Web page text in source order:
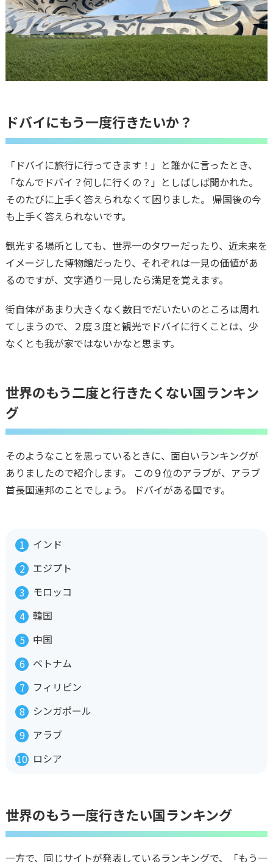
ドバイにもう一度行きたいか？
「ドバイに旅行に行ってきます！」と誰かに言ったとき、
「なんでドバイ？何しに行くの？」としばしば聞かれた。
そのたびに上手く答えられなくて困りました。 帰国後の今
も上手く答えられないです。
観光する場所としても、世界一のタワーだったり、近未来を
イメージした博物館だったり、それぞれは一見の価値があ
るのですが、文字通り一見したら満足を覚えます。
街自体があまり大きくなく数日でだいたいのところは周れ
てしまうので、２度３度と観光でドバイに行くことは、少
なくとも我が家ではないかなと思ます。
世界のもう二度と行きたくない国ランキン
グ
そのようなことを思っているときに、面白いランキングが
ありましたので紹介します。 この９位のアラブが、アラブ
首長国連邦のことでしょう。 ドバイがある国です。
インド
エジプト
モロッコ
韓国
中国
ベトナム
フィリピン
シンガポール
アラブ
ロシア
世界のもう一度行きたい国ランキング
一方で、同じサイトが発表しているランキングで、「もう一